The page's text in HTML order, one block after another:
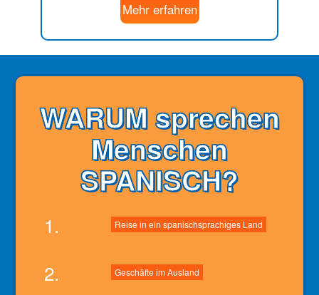
Mehr erfahren
WARUM sprechen
Menschen
SPANISCH?
1. Reise in ein spanischsprachiges Land
2. Geschäfte im Ausland